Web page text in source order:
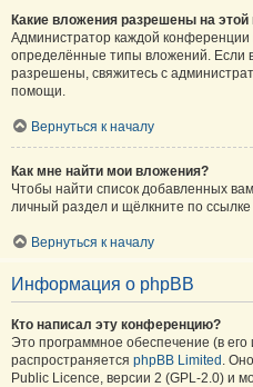
Какие вложения разрешены на
Администратор каждой
определённые типы вложений. Если
разрешены, свяжитесь с
помощи.
Вернуться к началу
Как мне найти мои вложения?
Чтобы найти список добавленных
личный раздел и щёлкните по
Вернуться к началу
Информация о phpBB
Кто написал эту конференцию?
Это программное обеспечение (в
распространяется phpBB Limited .
Public Licence, версии 2 (GPL-2.0) и